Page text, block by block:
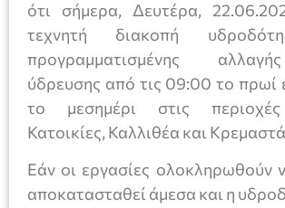
ότι σήμερα, Δευτέρα,
τεχνητή διακοπή
προγραμματισμένης
ύδρευσης από τις 09:00 το πρωί
το μεσημέρι στις περιοχές
Κατοικίες, Καλλιθέα και
Εάν οι εργασίες ολοκληρωθούν
αποκατασταθεί άμεσα και η